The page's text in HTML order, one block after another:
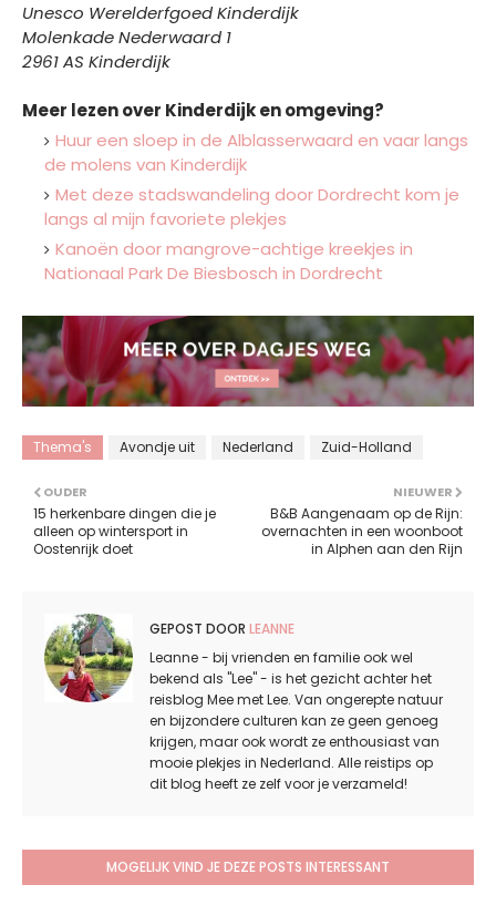
Unesco Werelderfgoed Kinderdijk
Molenkade Nederwaard 1
2961 AS Kinderdijk
Meer lezen over Kinderdijk en omgeving?
Huur een sloep in de Alblasserwaard en vaar langs
de molens van Kinderdijk
Met deze stadswandeling door Dordrecht kom je
langs al mijn favoriete plekjes
Kanoën door mangrove-achtige kreekjes in
Nationaal Park De Biesbosch in Dordrecht
Thema's Avondje uit Nederland Zuid-Holland
NIEUWER
B&B Aangenaam op de Rijn:
overnachten in een woonboot
in Alphen aan den Rijn
OUDER
15 herkenbare dingen die je
alleen op wintersport in
Oostenrijk doet
GEPOST DOOR LEANNE
Leanne - bij vrienden en familie ook wel
bekend als "Lee" - is het gezicht achter het
reisblog Mee met Lee. Van ongerepte natuur
en bijzondere culturen kan ze geen genoeg
krijgen, maar ook wordt ze enthousiast van
mooie plekjes in Nederland. Alle reistips op
dit blog heeft ze zelf voor je verzameld!
MOGELIJK VIND JE DEZE POSTS INTERESSANT